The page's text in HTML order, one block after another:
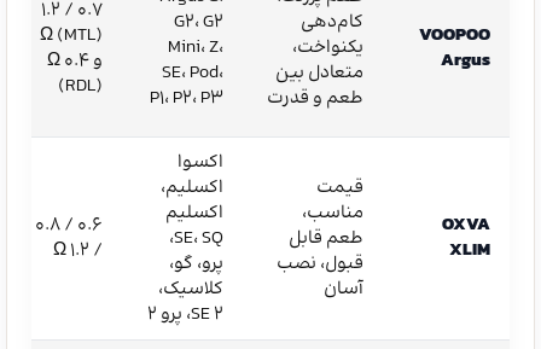
VOOPOO
Argus
کام‌دهی
یکنواخت،
متعادل بین
طعم و قدرت
G2، G2
Mini، Z،
SE، Pod،
P1، P2، P3
۰.۷ / ۱.۲
Ω (MTL)
و ۰.۴ Ω
(RDL)
OXVA
XLIM
قیمت
مناسب،
طعم قابل
قبول، نصب
آسان
اکسوا
اکسلیم،
اکسلیم
SE، SQ،
پرو، گو،
کلاسیک،
SE 2، پرو 2
۰.۶ / ۰.۸
/ ۱.۲ Ω